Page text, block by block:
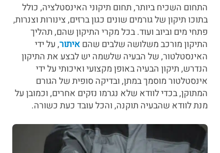
התחום השכיח ביותר, תחום תיקוני האינסטלציה, כולל
בתוכו תיקון של גורמים שונים כגון ברזים, צינורות וצנרות,
פתחי מים וביוב ועוד. בכל מקרי התיקון שהם, תהליך
התיקון מורכב משלושה שלבים שהםאיתור, על ידי
האינסטלטור, של הבעיה שלשמה יש לבצע את התיקון
הנדרש, תיקון הבעיה באופן מקצועי ואיכותי על ידי
אינסטלטור מוסמך במתן, ובדיקה סופית של הגורם
המתוקן, בכדי לוודא שלא נגרמו נזקים אחרים, וכמובן על
מנת לוודא שהבעיה תוקנה, והכל עובד כעת כשורה.